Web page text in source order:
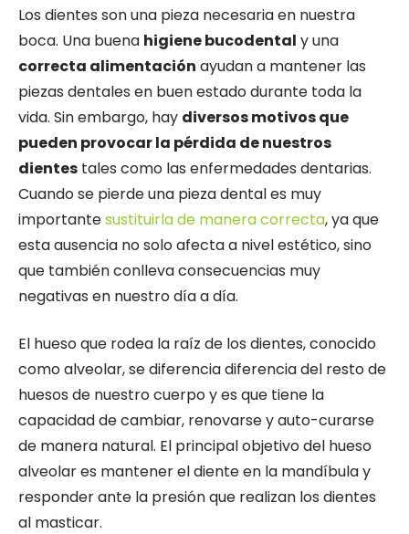
Los dientes son una pieza necesaria en nuestra
boca. Una buena higiene bucodental y una
correcta alimentación ayudan a mantener las
piezas dentales en buen estado durante toda la
vida. Sin embargo, hay diversos motivos que
pueden provocar la pérdida de nuestros
dientes tales como las enfermedades dentarias.
Cuando se pierde una pieza dental es muy
importantesustituirla de manera correcta, ya que
esta ausencia no solo afecta a nivel estético, sino
que también conlleva consecuencias muy
negativas en nuestro día a día.
El hueso que rodea la raíz de los dientes, conocido
como alveolar, se diferencia diferencia del resto de
huesos de nuestro cuerpo y es que tiene la
capacidad de cambiar, renovarse y auto-curarse
de manera natural. El principal objetivo del hueso
alveolar es mantener el diente en la mandíbula y
responder ante la presión que realizan los dientes
al masticar.